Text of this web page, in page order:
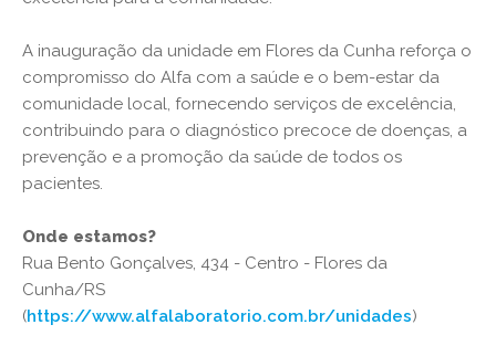
A inauguração da unidade em Flores da Cunha reforça o
compromisso do Alfa com a saúde e o bem-estar da
comunidade local, fornecendo serviços de excelência,
contribuindo para o diagnóstico precoce de doenças, a
prevenção e a promoção da saúde de todos os
pacientes.
Onde estamos?
Rua Bento Gonçalves, 434 - Centro - Flores da
Cunha/RS
(https://www.alfalaboratorio.com.br/unidades)